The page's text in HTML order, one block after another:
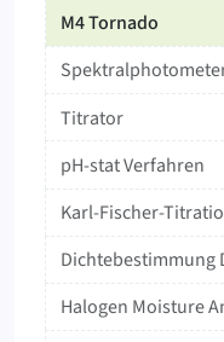
M4 Tornado
Titrator
pH-stat Verfahren
Karl-Fischer-
Dichtebestimmung
Halogen Moisture